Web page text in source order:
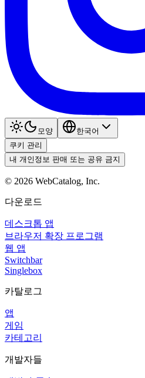
모양
한국어
쿠키 관리
내 개인정보 판매 또는 공유 금지
© 2026 WebCatalog, Inc.
다운로드
데스크톱 앱
브라우저 확장 프로그램
웹 앱
Switchbar
Singlebox
카탈로그
앱
게임
카테고리
개발자들